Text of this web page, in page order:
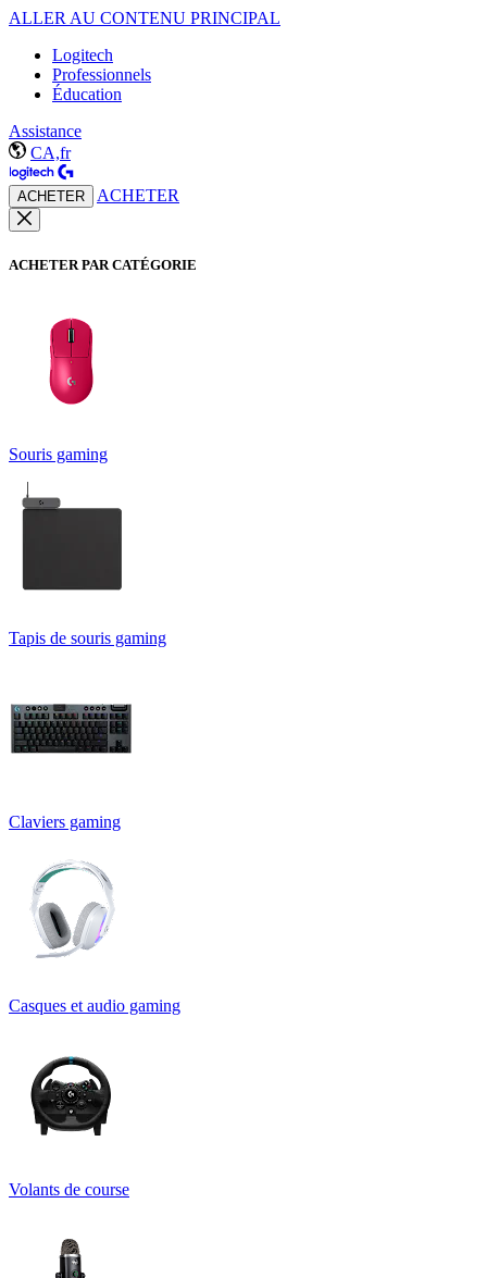
ALLER AU CONTENU PRINCIPAL
Logitech
Professionnels
Éducation
Assistance
CA,fr
ACHETER ACHETER
ACHETER PAR CATÉGORIE
Souris gaming
Tapis de souris gaming
Claviers gaming
Casques et audio gaming
Volants de course